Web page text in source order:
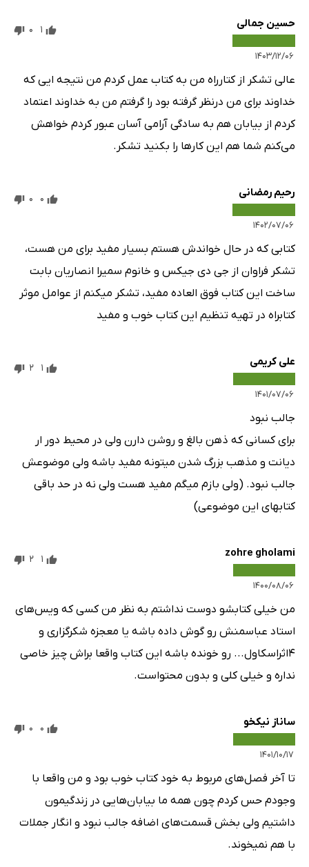
حسین جمالی
۱۴۰۳/۱۲/۰۶
1
0
عالی تشکر از کتارراه من به کتاب عمل کردم من نتیجه ایی که
خداوند برای من درنظر گرفته بود را گرفتم من به خداوند اعتماد
کردم از بیابان هم به سادگی آرامی آسان عبور کردم خواهش
می‌کنم شما هم این کارها را بکنید تشکر.
رحیم رمضانی
۱۴۰۲/۰۷/۰۶
0
0
کتابی که در حال خواندش هستم بسیار مفید برای من هست،
تشکر فراوان از جی دی جیکس و خانوم سمیرا انصاریان بابت
ساخت این کتاب فوق العاده مفید، تشکر میکنم از عوامل موثر
کتابراه در تهیه تنظیم این کتاب خوب و مفید
علی کریمی
۱۴۰۱/۰۷/۰۶
1
2
جالب نبود
برای کسانی که ذهن بالغ و روشن دارن ولی در محیط دور ار
دیانت و مذهب بزرگ شدن میتونه مفید باشه ولی موضوعش
جالب نبود. (ولی بازم میگم مفید هست ولی نه در حد باقی
کتابهای این موضوعی)
zohre gholami
۱۴۰۰/۰۸/۰۶
1
2
من خیلی کتابشو دوست نداشتم به نظر من کسی که ویس‌های
استاد عباسمنش رو گوش داده باشه یا معجزه شکرگزاری و
۴اثراسکاول... رو خونده باشه این کتاب واقعا براش چیز خاصی
نداره و خیلی کلی و بدون محتواست.
ساناز نیکخو
۱۴۰۱/۱۰/۱۷
0
0
تا آخر فصل‌های مربوط به خود کتاب خوب بود و من واقعا با
وجودم حس کردم چون همه ما بیابان‌هایی در زندگیمون
داشتیم ولی بخش قسمت‌های اضافه جالب نبود و انگار جملات
با هم نمیخوند.